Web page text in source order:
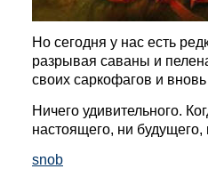
Но сегодня у нас есть
разрывая саваны и
своих саркофагов и
Ничего удивительного.
настоящего, ни
snob